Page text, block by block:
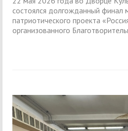
состоялся долгожданный финал
патриотического проекта
организованного